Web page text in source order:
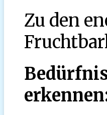
Zu den